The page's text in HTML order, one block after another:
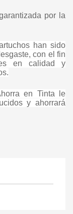
por la
han sido
con el fin
en calidad y
en Tinta le
y ahorrará